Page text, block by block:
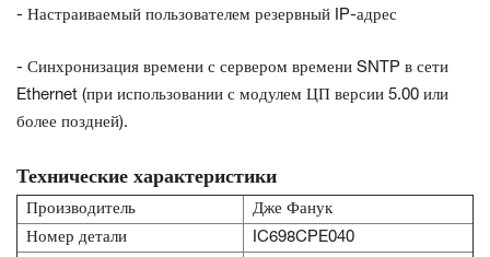
- Настраиваемый пользователем резервный IP-адрес
- Синхронизация времени с сервером времени SNTP в сети
Ethernet (при использовании с модулем ЦП версии 5.00 или
более поздней).
Технические характеристики
Производитель
Дже Фанук
Номер детали
IC698CPE040